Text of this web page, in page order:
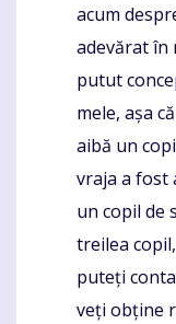
acum
adevărat în
putut
mele, așa
aibă un
vraja a fost
un copil de
treilea
puteți
veți obține